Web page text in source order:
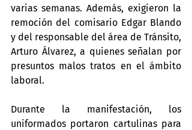
varias semanas. Además, exigieron la
remoción del comisario Edgar Blando
y del responsable del área de Tránsito,
Arturo Álvarez, a quienes señalan por
presuntos malos tratos en el ámbito
laboral.
Durante la manifestación, los
uniformados portaron cartulinas para